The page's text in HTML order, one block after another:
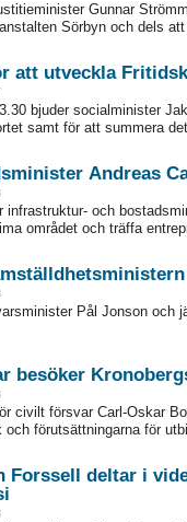
Gunnar
Sörbyn och dels
att utveckla
bjuder socialminister
samt för att summera
Andreas
infrastruktur- och
området och träffa
Pål Jonson och
besöker
civilt försvar Carl-Oskar
förutsättningarna för
Forssell deltar i